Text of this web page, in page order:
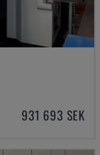
931 693 SEK